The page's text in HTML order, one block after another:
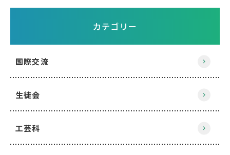
カテゴリー
国際交流
生徒会
工芸科